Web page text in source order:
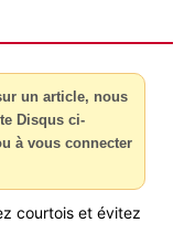
un article, nous
Disqus ci-
à vous connecter
courtois et évitez